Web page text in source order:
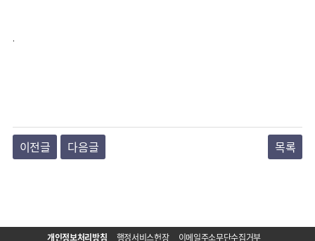
.
이전글 다음글 목록
개인정보처리방침 행정서비스헌장 이메일주소무단수집거부